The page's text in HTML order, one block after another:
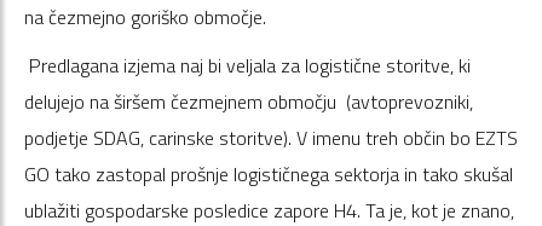
na čezmejno goriško območje.
Predlagana izjema naj bi veljala za logistične storitve, ki
delujejo na širšem čezmejnem območju (avtoprevozniki,
podjetje SDAG, carinske storitve). V imenu treh občin bo EZTS
GO tako zastopal prošnje logističnega sektorja in tako skušal
ublažiti gospodarske posledice zapore H4. Ta je, kot je znano,